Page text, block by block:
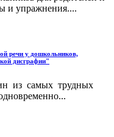
и упражнения....
речи у дошкольников,
дисграфии"
из самых трудных